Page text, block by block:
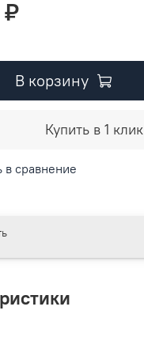
₽
В корзину
Купить в 1 клик
в сравнение